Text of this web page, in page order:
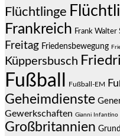
Flüchtlinge
Frankreich Frank Walter
Freitag Friedensbewegung
Küppersbusch
Fußball Fußball-EM
Geheimdienste
Gewerkschaften Gianni Infantino
Großbritannien